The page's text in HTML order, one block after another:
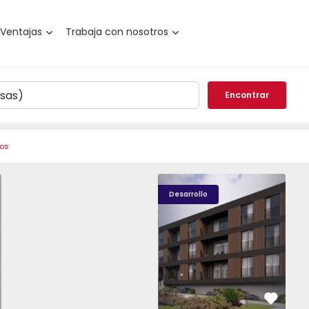
Ventajas Trabaja con nosotros
Encontrar
T0 Paredes, Gandra - 1575265 - 1
Desarrollo
Nova Caíde - 1
Favorito